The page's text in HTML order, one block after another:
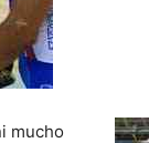
mucho